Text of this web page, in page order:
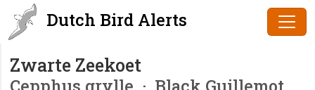
Dutch Bird Alerts
Zwarte Zeekoet
Cepphus grylle · Black Guillemot